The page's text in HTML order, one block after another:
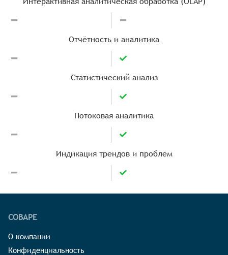
Отчётность и аналитика
Статистический анализ
Потоковая аналитика
Индикация трендов и проблем
СОВАРЕ
О компании
Конфиденциальность